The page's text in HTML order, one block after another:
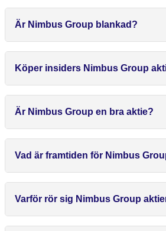
Är Nimbus Group blankad?
Köper insiders Nimbus Group
Är Nimbus Group en bra aktie?
Vad är framtiden för Nimbus
Varför rör sig Nimbus Group